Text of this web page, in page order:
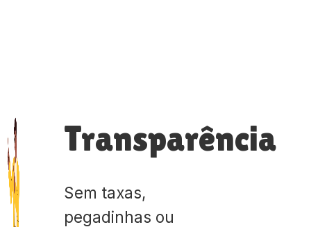
Transparência
Sem taxas,
pegadinhas ou